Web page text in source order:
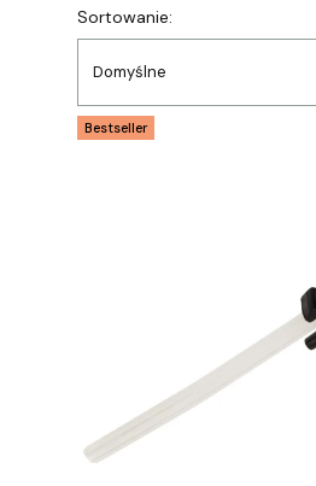
Lista
Sortowanie:
Domyślne
Bestseller